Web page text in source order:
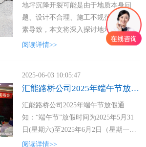
地坪沉降开裂可能是由于地质本身问
题、设计不合理、施工不规范等多种因
素导致，本文将深入探讨地坪沉降开裂
的原因以及处理方法。
阅读详情>>
2025-06-03 10:05:47
汇能路桥公司2025年端午节放假通知
汇能路桥公司2025年端午节放假通
知：“端午节”放假时间为2025年5月31
日(星期六)至2025年6月2日（星期一）
放假，共3天，2025年6月3日（周二）
阅读详情>>